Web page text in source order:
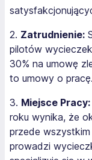
2. Zatrudnienie:
pilotów
30% na umowę
to umowy o pracę.
3. Miejsce Pracy:
roku wynika, że
przede
prowadzi